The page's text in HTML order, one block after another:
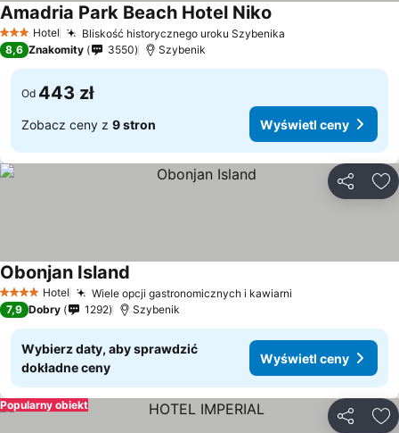
3 Kategoria
Hotel Bliskość historycznego uroku Szybenika
Amadria Park Beach Hotel Niko
8,6 Znakomity 3550 Szybenik
Od 443 zł
Zobacz ceny z 9 stron Wyświetl ceny
4 KategoriaHotel Wiele opcji gastronomicznych i kawiarni
Obonjan Island
7,9 Dobry 1292 Szybenik
Wybierz daty, aby sprawdzić
dokładne ceny
Wyświetl ceny
Popularny obiekt